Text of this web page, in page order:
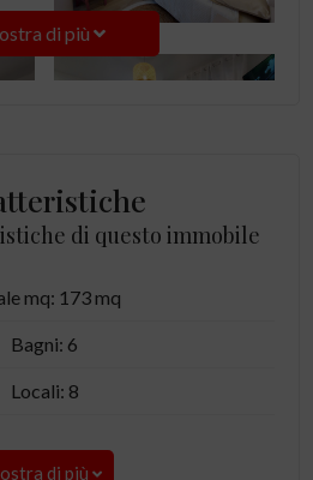
di più
di questo immobile
mq: 173 mq
Bagni: 6
Locali: 8
di più